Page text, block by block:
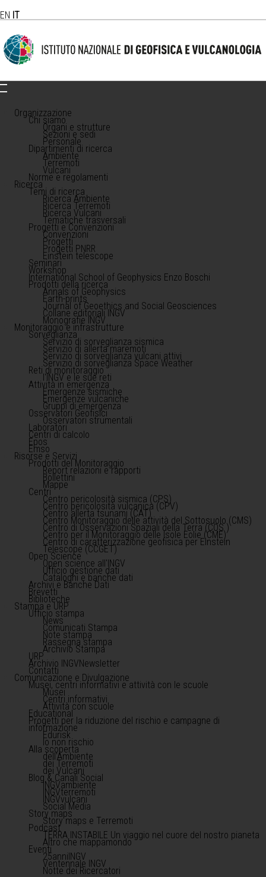
EN IT
Organizzazione
Chi siamo
Organi e strutture
Sezioni e sedi
Personale
Dipartimenti di ricerca
Ambiente
Terremoti
Vulcani
Norme e regolamenti
Ricerca
Temi di ricerca
Ricerca Ambiente
Ricerca Terremoti
Ricerca Vulcani
Tematiche trasversali
Progetti e Convenzioni
Convenzioni
Progetti
Progetti PNRR
Einstein telescope
Seminari
Workshop
International School of Geophysics Enzo Boschi
Prodotti della ricerca
Annals of Geophysics
Earth-prints
Journal of Geoethics and Social Geosciences
Collane editoriali INGV
Monografie INGV
Monitoraggio e infrastrutture
Sorveglianza
Servizio di sorveglianza sismica
Servizio di allerta maremoti
Servizio di sorveglianza vulcani attivi
Servizio di sorveglianza Space Weather
Reti di monitoraggio
l'INGV e le sue reti
Attività in emergenza
Emergenze sismiche
Emergenze vulcaniche
Gruppi di emergenza
Osservatori Geofisici
Osservatori strumentali
Laboratori
Centri di calcolo
Epos
Emso
Risorse e Servizi
Prodotti del Monitoraggio
Report relazioni e rapporti
Bollettini
Mappe
Centri
Centro pericolosità sismica (CPS)
Centro pericolosità vulcanica (CPV)
Centro allerta tsunami (CAT)
Centro Monitoraggio delle attività del Sottosuolo (CMS)
Centro di Osservazioni Spaziali della Terra (COS )
Centro per il Monitoraggio delle Isole Eolie (CME)
Centro di caratterizzazione geofisica per Einstein
Telescope (CCGET)
Open Science
Open science all'INGV
Ufficio gestione dati
Cataloghi e banche dati
Archivi e Banche Dati
Brevetti
Biblioteche
Stampa e URP
Ufficio stampa
News
Comunicati Stampa
Note stampa
Rassegna stampa
Archivio Stampa
URP
Archivio INGVNewsletter
Contatti
Comunicazione e Divulgazione
Musei, centri informativi e attività con le scuole
Musei
Centri informativi
Attività con scuole
Educational
Progetti per la riduzione del rischio e campagne di
informazione
Edurisk
Io non rischio
Alla scoperta
dell'Ambiente
dei Terremoti
dei Vulcani
Blog & Canali Social
INGVambiente
INGVterremoti
INGVvulcani
Social Media
Story maps
Story maps e Terremoti
Podcast
TERRA INSTABILE Un viaggio nel cuore del nostro pianeta
Altro che mappamondo
Eventi
25anniINGV
Ventennale INGV
Notte dei Ricercatori